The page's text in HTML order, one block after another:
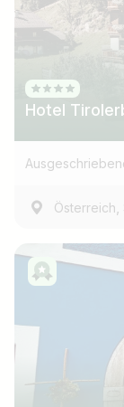
Hotel
Österreich,